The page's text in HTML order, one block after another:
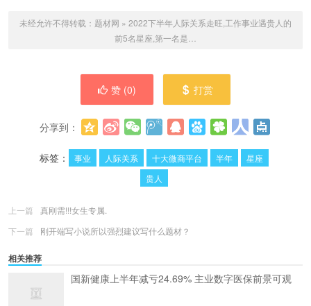
未经允许不得转载： 题材网 » 2022下半年人际关系走旺,工作事业遇贵人的
前5名星座,第一名是…
赞 (0) 打赏
分享到：
标签：
事业 人际关系 十大微商平台 半年
星座
贵人
上一篇
真刚需!!!女生专属.
下一篇
刚开端写小说所以强烈建议写什么题材？
相关推荐
国新健康上半年减亏24.69% 主业数字医保前景可观